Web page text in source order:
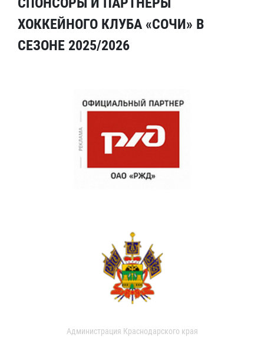
ХОККЕЙНОГО КЛУБА «СОЧИ» В
СЕЗОНЕ 2025/2026
Администрация Краснодарского края